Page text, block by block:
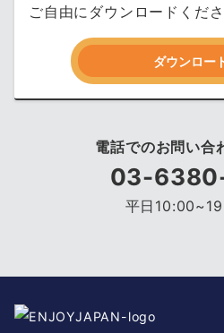
ご自由にダウンロードくださ
ダウンロー
電話でのお問い合
03-
平日